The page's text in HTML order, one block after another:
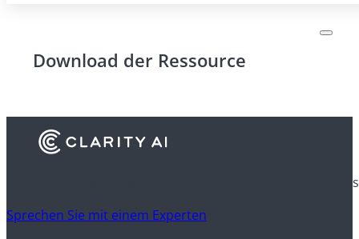
Download der Ressource
Erfahren Sie, wie Finanzinstitute Clarity AI nutzen, um
Sprechen Sie mit einem Experten